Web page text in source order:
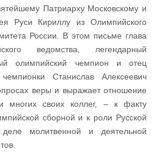
Патриарху Московскому и
Руси Кириллу из Олимпийского
России. В этом письме глава
ведомства, легендарный
олимпийский чемпион и отец
Станислав Алексеевич
веры и выражает отношение
многих своих коллег, – к факту
сборной и к роли Русской
молитвенной и деятельной